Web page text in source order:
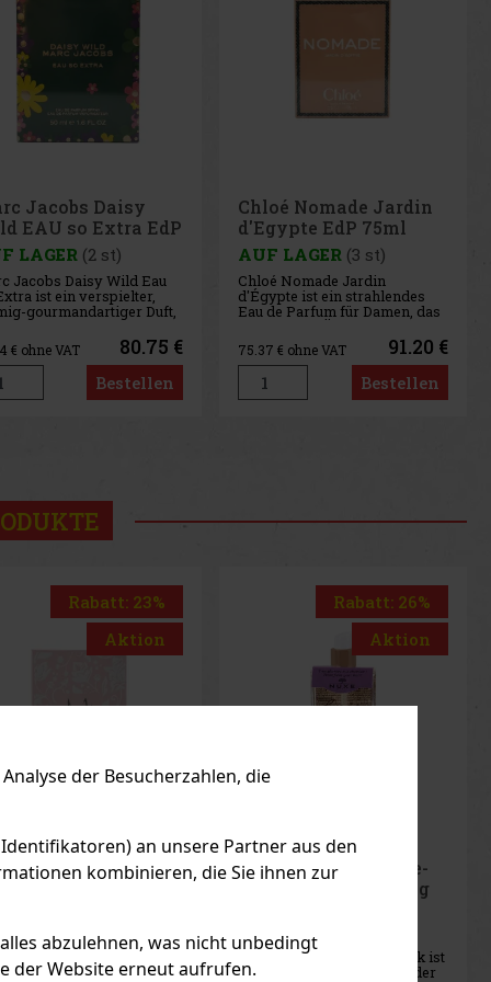
der Besucherzahlen, die
an unsere Partner aus den
kombinieren, die Sie ihnen zur
abzulehnen, was nicht unbedingt
der Website erneut aufrufen.
Nomade Jardin
EdP 75ml
LAGER(3 st)
Nomade Jardin
ist ein strahlendes
Parfum für Damen, das
Zauber Ägyptens
ist – dem
von Gaby Aghion,
der Marke
Das dritte Kapitel der
Kollektion ist eine
€ ohne VAT 91.20 €
Bestellen
Chloé Nomade Jardin
d'Egypte EdP 50ml
AUF LAGER (4 st)
Chloé Nomade Jardin
d'Égypte ist ein strahlendes
Eau de Parfum für Damen, das
vom Zauber Ägyptens
inspiriert ist – dem
Geburtsland von Gaby Aghion,
der Gründerin der
Marke Chloé. Das dritte
Kapitel der Nomade-
62.02 € ohne VAT 75.05 €
Bestellen
Rabatt: 26%
Aktion
Prodigieux Pre-
Prodigieux Pre-
Nourishing Mask ist
luxuriöse Maske vor der
Rabatt: 28%
Aktion
Nuxe Huile
Prodigieuse Dry Oil ®
Nuxe Huile Prodigieuse® Or
Florale ist ein kultiges
Trockenöl, das Luxus und